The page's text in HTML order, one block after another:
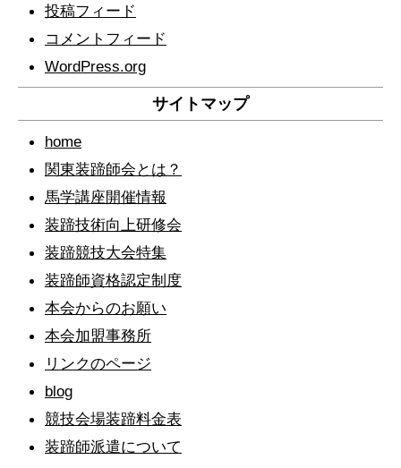
投稿フィード
コメントフィード
WordPress.org
サイトマップ
home
関東装蹄師会とは？
馬学講座開催情報
装蹄技術向上研修会
装蹄競技大会特集
装蹄師資格認定制度
本会からのお願い
本会加盟事務所
リンクのページ
blog
競技会場装蹄料金表
装蹄師派遣について